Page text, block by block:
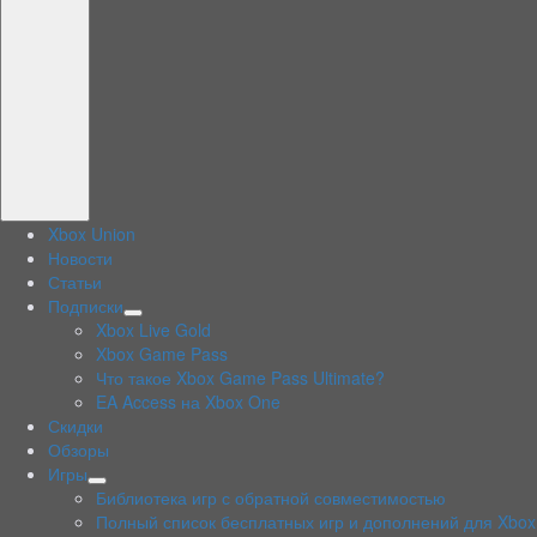
Xbox Union
Новости
Статьи
Подписки
раскрыть
дочернее
меню
Xbox Live Gold
Xbox Game Pass
Что такое Xbox Game Pass Ultimate?
EA Access на Xbox One
Скидки
Обзоры
Игры
раскрыть
дочернее
Библиотека игр с обратной совместимостью
Полный список бесплатных игр и дополнений для Xbox